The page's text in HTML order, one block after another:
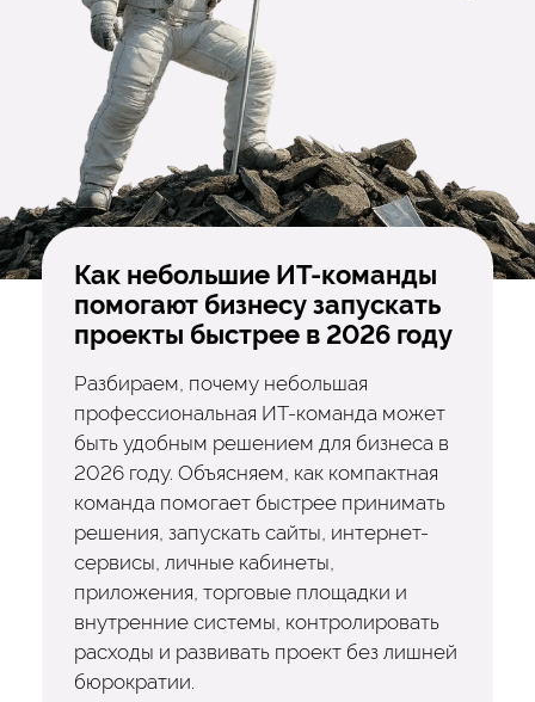
Как небольшие ИТ-команды
помогают бизнесу запускать
проекты быстрее в 2026 году
Разбираем, почему небольшая
профессиональная ИТ-команда может
быть удобным решением для бизнеса в
2026 году. Объясняем, как компактная
команда помогает быстрее принимать
решения, запускать сайты, интернет-
сервисы, личные кабинеты,
приложения, торговые площадки и
внутренние системы, контролировать
расходы и развивать проект без лишней
бюрократии.